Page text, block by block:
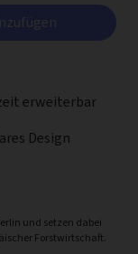
erweiterbar
Design
und setzen dabei
Forstwirtschaft.